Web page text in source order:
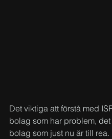
Det viktiga att förstå med
bolag som har problem,
bolag som just nu är till